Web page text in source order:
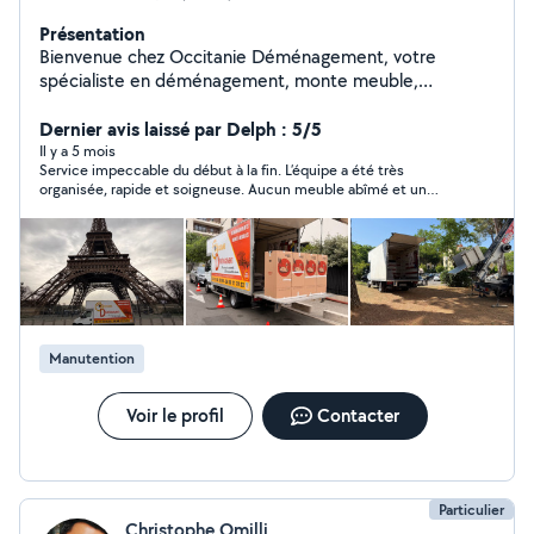
Présentation
Bienvenue chez Occitanie Déménagement, votre
spécialiste en déménagement, monte meuble,
France. Forts de notre expérience et de notre
connaissance approfondie de la région Occitanie, nous
vous offrons des services sur mesure pour faciliter votre
transition.
Dernier avis laissé par Delph : 5/5
Il y a 5 mois
Service impeccable du début à la fin. L’équipe a été très
organisée, rapide et soigneuse. Aucun meuble abîmé et un
hésiter !
Manutention
Voir le profil Contacter
Particulier